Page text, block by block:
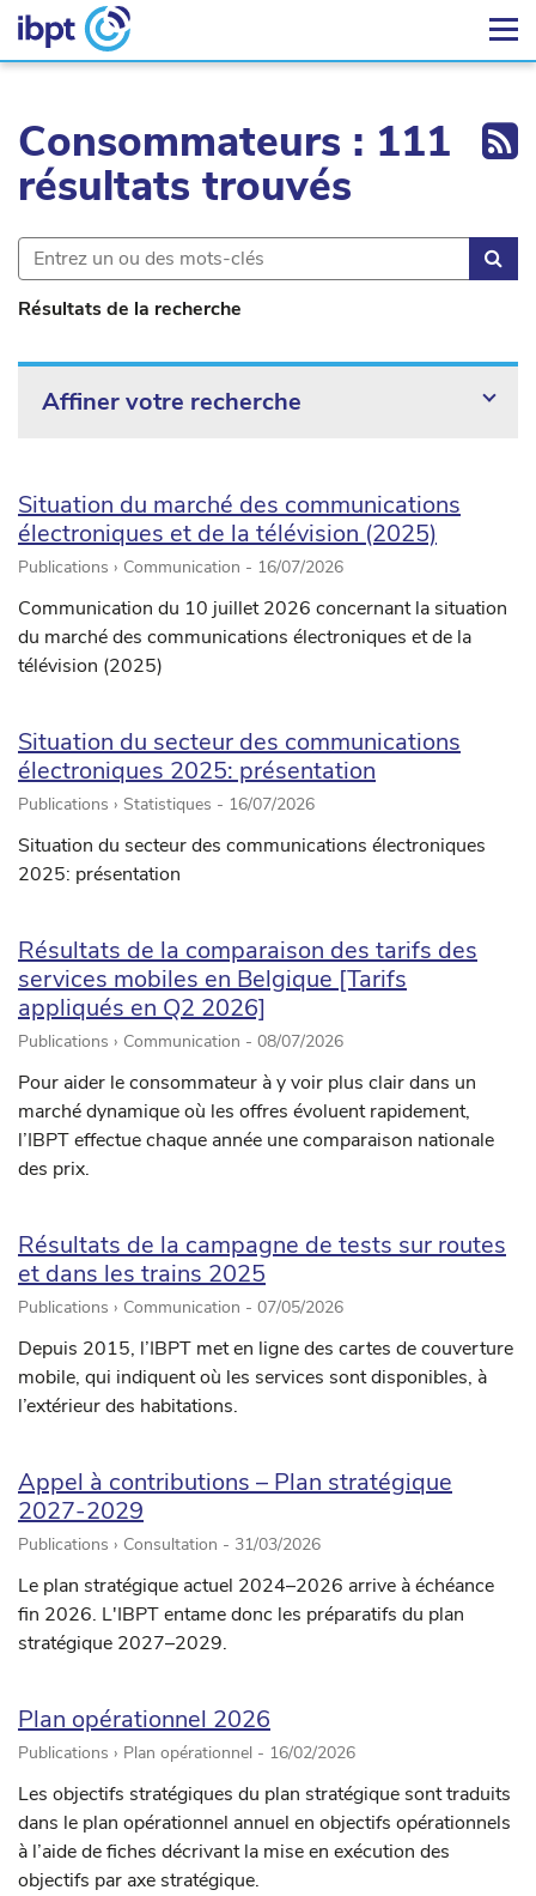
Consommateurs : 111
résultats trouvés
Résultats de la recherche
Affiner votre recherche
Situation du marché des communications
électroniques et de la télévision (2025)
Publications › Communication - 16/07/2026
Communication du 10 juillet 2026 concernant la situation
du marché des communications électroniques et de la
télévision (2025)
Situation du secteur des communications
électroniques 2025: présentation
Publications › Statistiques - 16/07/2026
Situation du secteur des communications électroniques
2025: présentation
Résultats de la comparaison des tarifs des
services mobiles en Belgique [Tarifs
appliqués en Q2 2026]
Publications › Communication - 08/07/2026
Pour aider le consommateur à y voir plus clair dans un
marché dynamique où les offres évoluent rapidement,
l’IBPT effectue chaque année une comparaison nationale
des prix.
Résultats de la campagne de tests sur routes
et dans les trains 2025
Publications › Communication - 07/05/2026
Depuis 2015, l’IBPT met en ligne des cartes de couverture
mobile, qui indiquent où les services sont disponibles, à
l’extérieur des habitations.
Appel à contributions – Plan stratégique
2027-2029
Publications › Consultation - 31/03/2026
Le plan stratégique actuel 2024–2026 arrive à échéance
fin 2026. L'IBPT entame donc les préparatifs du plan
stratégique 2027–2029.
Plan opérationnel 2026
Publications › Plan opérationnel - 16/02/2026
Les objectifs stratégiques du plan stratégique sont traduits
dans le plan opérationnel annuel en objectifs opérationnels
à l’aide de fiches décrivant la mise en exécution des
objectifs par axe stratégique.